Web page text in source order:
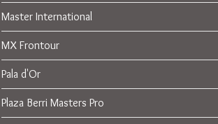
Master International
MX Frontour
Pala d'Or
Plaza Berri Masters Pro